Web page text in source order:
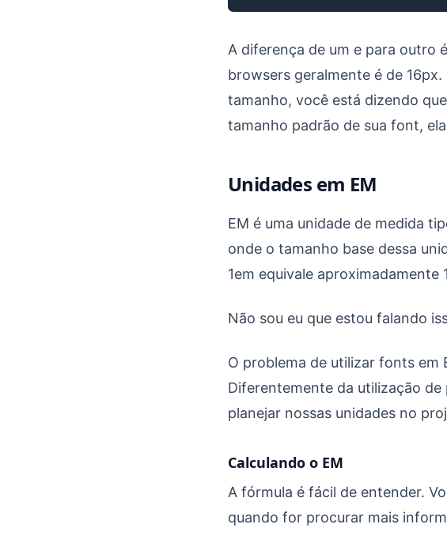
A diferença de um e para outro
browsers geralmente é de
tamanho, você está dizendo
tamanho padrão de sua font,
Unidades em EM
EM é uma unidade de medida
onde o tamanho base dessa
1em equivale aproximadamente
Não sou eu que estou falando
O problema de utilizar fonts em
Diferentemente da utilização
planejar nossas unidades no
Calculando o EM
A fórmula é fácil de entender.
quando for procurar mais